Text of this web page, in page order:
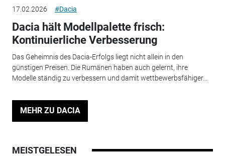
17.02.2026 #Dacia
Dacia hält Modellpalette frisch:
Kontinuierliche Verbesserung
Das Geheimnis des Dacia-Erfolgs liegt nicht allein in den
günstigen Preisen. Die Rumänen haben auch gelernt, ihre
Modelle ständig zu verbessern und damit wettbewerbsfähiger...
MEHR ZU DACIA
MEISTGELESEN